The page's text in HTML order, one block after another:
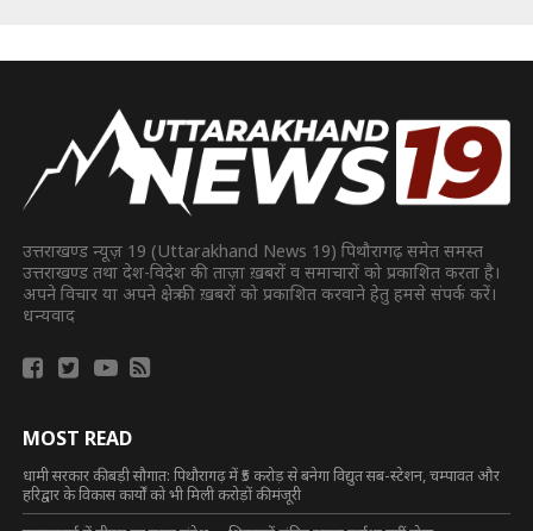
उत्तराखण्ड न्यूज़ 19 (Uttarakhand News 19) पिथौरागढ़ समेत समस्त
उत्तराखण्ड तथा देश-विदेश की ताज़ा ख़बरों व समाचारों को प्रकाशित करता है।
अपने विचार या अपने क्षेत्र की ख़बरों को प्रकाशित करवाने हेतु हमसे संपर्क करें।
धन्यवाद
MOST READ
धामी सरकार की बड़ी सौगात: पिथौरागढ़ में ₹5 करोड़ से बनेगा विद्युत सब-स्टेशन, चम्पावत और
हरिद्वार के विकास कार्यों को भी मिली करोड़ों की मंजूरी